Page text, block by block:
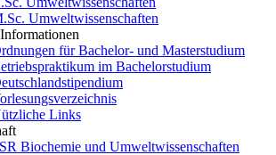
Umweltwissenschaften
für Bachelor- und Masterstudium
im Bachelorstudium
Links
Biochemie und Umweltwissenschaften